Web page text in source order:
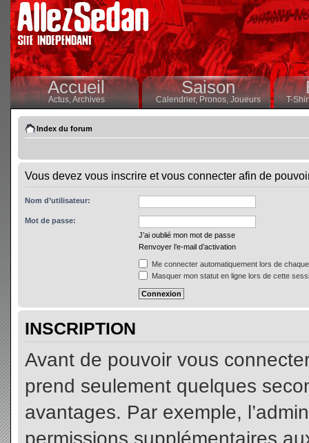
Accueil
Actus,Archives
Saison
Calendrier,Pronos, Joueurs T-
Index du forum
Vous devez vous inscrire et vous connecter afin de
Nom d’utilisateur:
Mot de passe:
J’ai oublié mon mot de passe
Renvoyer l’e-mail d’activation
Me connecter automatiquement lors de
Masquer mon statut en ligne lors de cette
INSCRIPTION
Avant de pouvoir vous
prend seulement quelques
avantages. Par exemple,
permissions supplémentaires